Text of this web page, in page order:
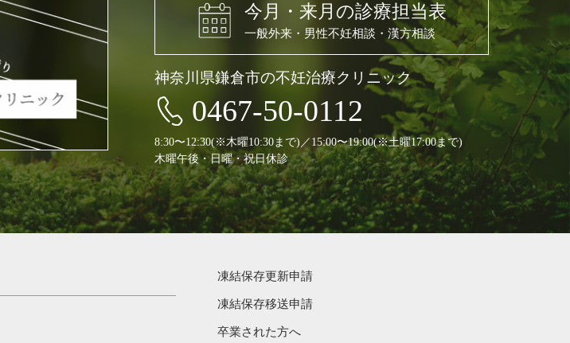
今月・来月の診療担当表
一般外来・男性不妊相談・漢方相談
神奈川県鎌倉市の不妊治療クリニック
0467-50-0112
8:30〜12:30(※木曜10:30まで)／15:00〜19:00(※土曜17:00まで)
木曜午後・日曜・祝日休診
凍結保存更新申請
凍結保存移送申請
卒業された方へ